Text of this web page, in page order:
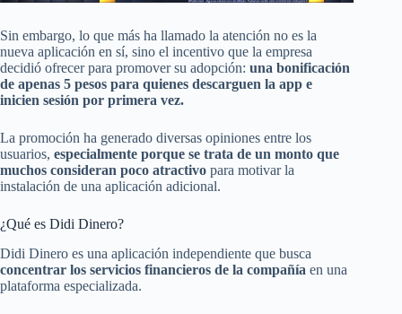
Sin embargo, lo que más ha llamado la atención no es la
nueva aplicación en sí, sino el incentivo que la empresa
decidió ofrecer para promover su adopción: una bonificación
de apenas 5 pesos para quienes descarguen la app e
inicien sesión por primera vez.
La promoción ha generado diversas opiniones entre los
usuarios, especialmente porque se trata de un monto que
muchos consideran poco atractivo para motivar la
instalación de una aplicación adicional.
¿Qué es Didi Dinero?
Didi Dinero es una aplicación independiente que busca
concentrar los servicios financieros de la compañía en una
plataforma especializada.